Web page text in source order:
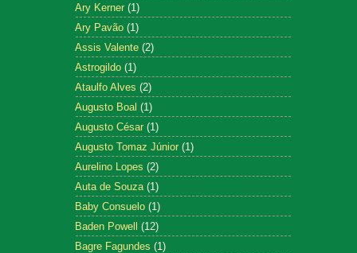
Ary Kerner (1)
Ary Pavão (1)
Assis Valente (2)
Astrogildo (1)
Ataulfo Alves (2)
Augusto Boal (1)
Augusto César (1)
Augusto Tomaz Júnior (1)
Aurelino Lopes (2)
Auta de Souza (1)
Baby Consuelo (1)
Baden Powell (12)
Bagre Fagundes (1)